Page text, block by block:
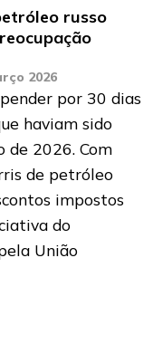
russo
2026
por 30 dias
haviam sido
de 2026. Com
de petróleo
impostos
do
União